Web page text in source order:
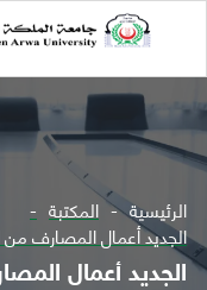
الرئيسية المكتبة
الجديد أعمال المصارف من
الجديد أعمال